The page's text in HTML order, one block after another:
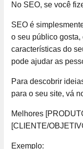
No SEO, se você
SEO é
o seu público
características do
pode ajudar as
Para descobrir
para o seu site, vá
Melhores
[CLIENTE/
Exemplo: